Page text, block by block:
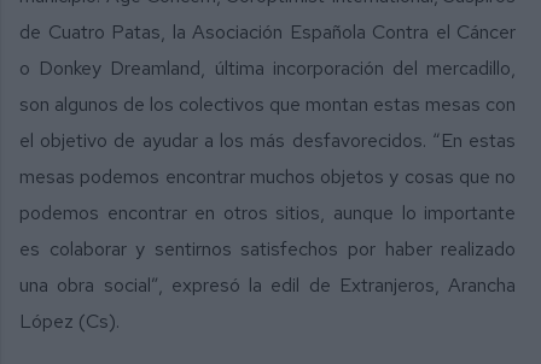
de Cuatro Patas, la Asociación Española Contra el Cáncer
o Donkey Dreamland, última incorporación del mercadillo,
son algunos de los colectivos que montan estas mesas con
el objetivo de ayudar a los más desfavorecidos. “En estas
mesas podemos encontrar muchos objetos y cosas que no
podemos encontrar en otros sitios, aunque lo importante
es colaborar y sentirnos satisfechos por haber realizado
una obra social”, expresó la edil de Extranjeros, Arancha
López (Cs).